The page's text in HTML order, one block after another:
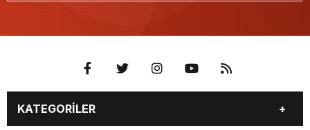
KATEGORİLER